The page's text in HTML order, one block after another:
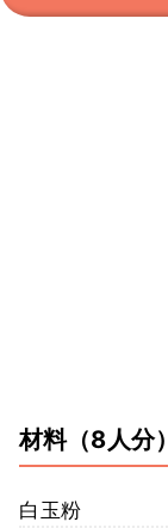
材料（8人分）
白玉粉